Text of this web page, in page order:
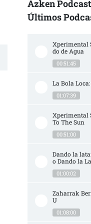
Azken
Últimos
Xperimental
do de Agua
00:51:45
La Bola
01:07:39
Xperimental
To The Sun
00:51:00
Dando la
o Dando la
01:00:02
Zaharrak
U
01:08:00